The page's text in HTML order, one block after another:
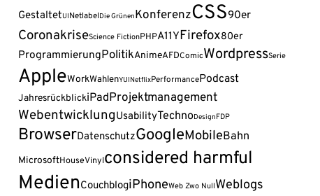
GestaltetUINetlabelDie GrünenKonferenzCSS90er
CoronakriseScience FictionPHPA11YFirefox80er
ProgrammierungPolitikAnimeAFDComicWordpressSerie
AppleWorkWahlenYUINetflixPerformancePodcast
JahresrückblickiPadProjektmanagement
WebentwicklungUsabilityTechnoDesignFDP
BrowserDatenschutzGoogleMobileBahn
MicrosoftHouseVinylconsidered harmful
MedienCouchblogiPhoneWeb Zwo NullWeblogs